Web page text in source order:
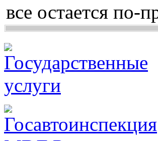
все остается по-